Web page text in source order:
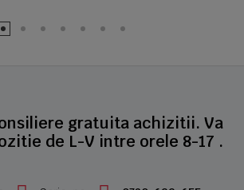
gratuita achizitii. Va
de L-V intre orele 8-17 .